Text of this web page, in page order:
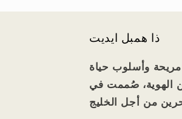
ذا همبل ايديت
وأسلوب حياة
الهوية، صُممت في